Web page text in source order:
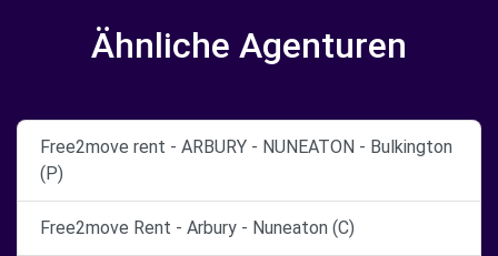
Ähnliche Agenturen
Free2move rent - ARBURY - NUNEATON - Bulkington
(P)
Free2move Rent - Arbury - Nuneaton (C)